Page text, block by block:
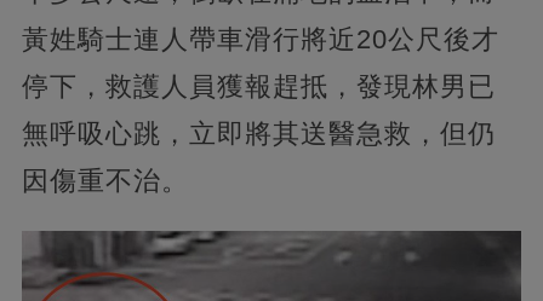
黃姓騎士連人帶車滑行將近20公尺後才
停下，救護人員獲報趕抵，發現林男已
無呼吸心跳，立即將其送醫急救，但仍
因傷重不治。